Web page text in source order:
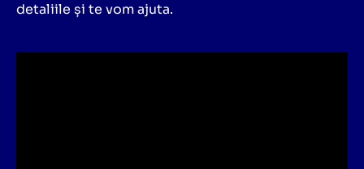
detaliile și te vom ajuta.